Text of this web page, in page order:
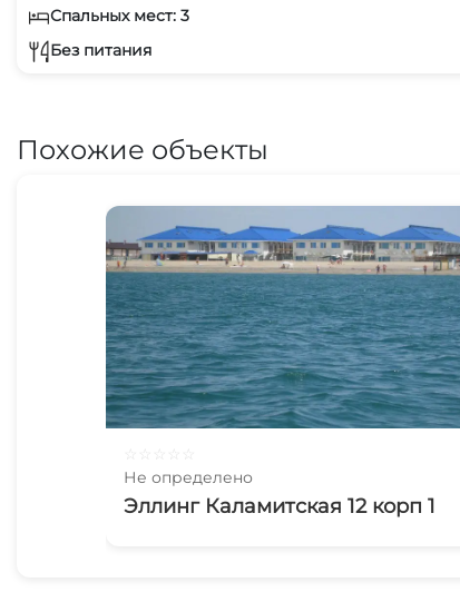
Спальных мест: 3
Без питания
Похожие объекты
Не определено
Эллинг Каламитская 12 корп 1